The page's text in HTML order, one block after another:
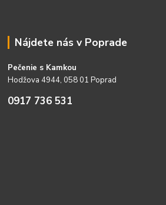
Nájdete nás v Poprade
Pečenie s Kamkou
Hodžova 4944, 058 01 Poprad
0917 736 531